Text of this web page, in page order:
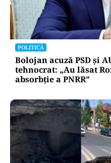
POLITICĂ
Tovarășa Șoșoacă:
trădare și